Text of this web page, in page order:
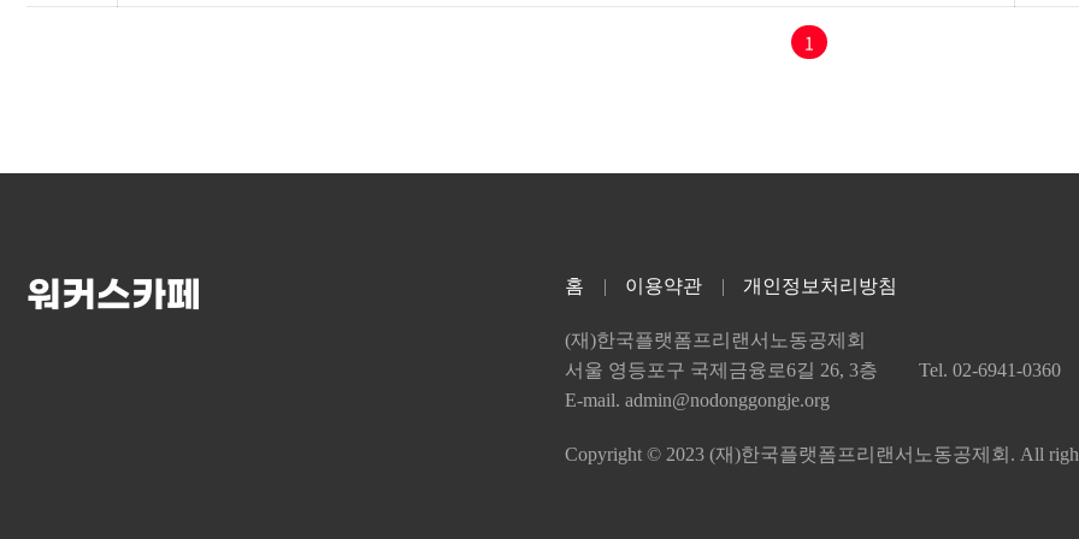
1
워커스카페 홈 이용약관 개인정보처리방침
(재)한국플랫폼프리랜서노동공제회
서울 영등포구 국제금융로6길 26, 3층
Tel. 02-6941-0360
E-mail. admin@nodonggongje.org
Copyright © 2023 (재)한국플랫폼프리랜서노동공제회. All right